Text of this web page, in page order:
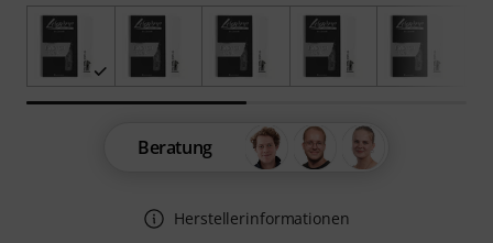
Beratung
Herstellerinformationen